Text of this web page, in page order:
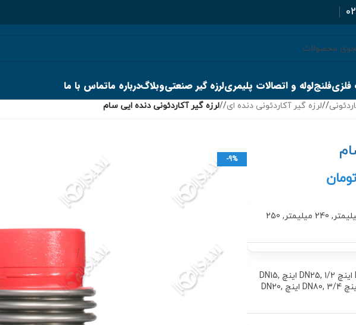
فلزیفلنجلوله و اتصالات پلیمریلرزه گیر صنعتیوبلاگدرباره ماتماس با ما
/ لرزه گیر آکاردئونی دنده ای/ لرزه گیر آکاردئونی دنده ایی سام
-9%
تومان
, 240 میلیمتر ,
250
, 1/2 اینچ DN15
,
, 3/4 اینچ DN20
,